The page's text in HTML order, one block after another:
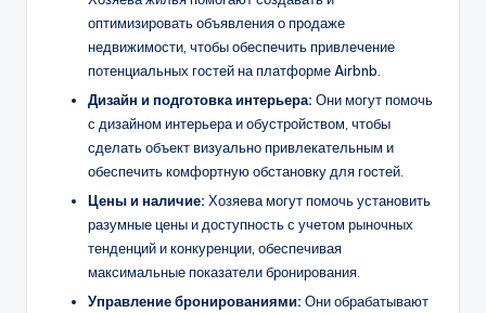
оптимизировать объявления о продаже
недвижимости, чтобы обеспечить привлечение
потенциальных гостей на платформе Airbnb.
Дизайн и подготовка интерьера: Они могут помочь
с дизайном интерьера и обустройством, чтобы
сделать объект визуально привлекательным и
обеспечить комфортную обстановку для гостей.
Цены и наличие: Хозяева могут помочь установить
разумные цены и доступность с учетом рыночных
тенденций и конкуренции, обеспечивая
максимальные показатели бронирования.
Управление бронированиями: Они обрабатывают